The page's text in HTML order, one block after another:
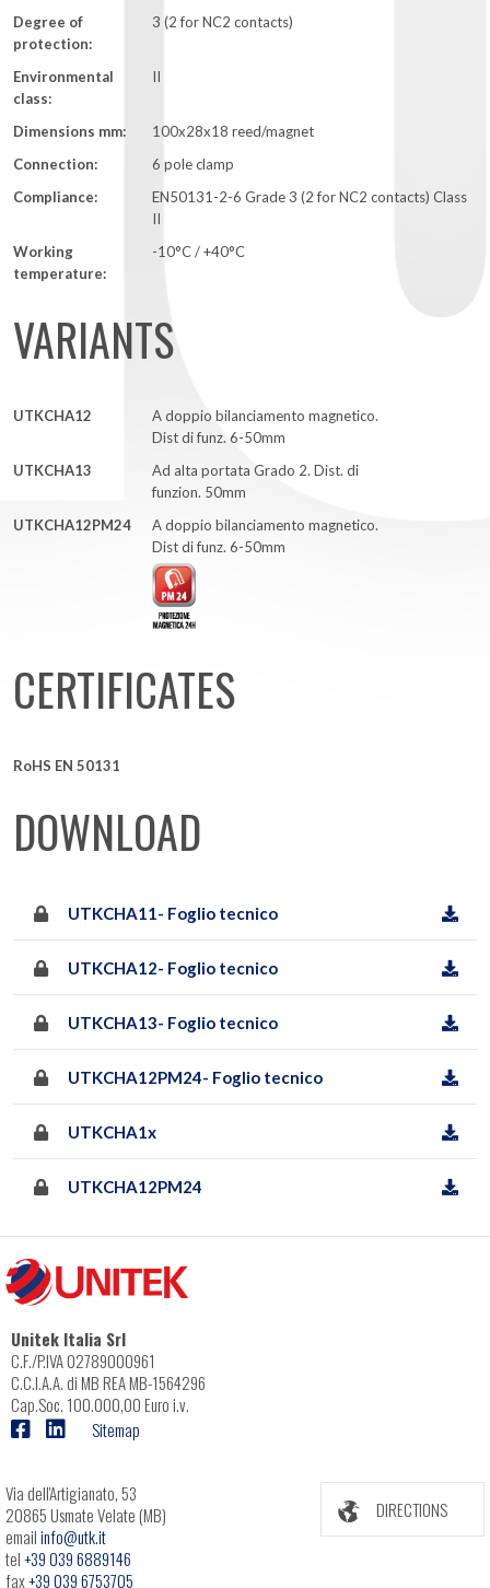
Degree of
protection:
3 (2 for NC2 contacts)
Environmental
class:
II
Dimensions mm:
100x28x18 reed/magnet
Connection:
6 pole clamp
Compliance:
EN50131-2-6 Grade 3 (2 for NC2 contacts) Class
II
Working
temperature:
-10°C / +40°C
VARIANTS
UTKCHA12
A doppio bilanciamento magnetico.
Dist di funz. 6-50mm
UTKCHA13
Ad alta portata Grado 2. Dist. di
funzion. 50mm
UTKCHA12PM24
A doppio bilanciamento magnetico.
Dist di funz. 6-50mm
CERTIFICATES
RoHS EN 50131
DOWNLOAD
UTKCHA11- Foglio tecnico
UTKCHA12- Foglio tecnico
UTKCHA13- Foglio tecnico
UTKCHA12PM24- Foglio tecnico
UTKCHA1x
UTKCHA12PM24
Unitek Italia Srl
C.F./P.IVA 02789000961
C.C.I.A.A. di MB REA MB-1564296
Cap.Soc. 100.000,00 Euro i.v.
Sitemap
Via dell'Artigianato, 53
20865 Usmate Velate (MB)
emailinfo@utk.it
tel+39 039 6889146
fax+39 039 6753705
DIRECTIONS